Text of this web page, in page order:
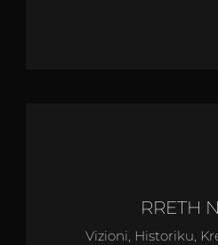
RRETH
Vizioni, Historiku,